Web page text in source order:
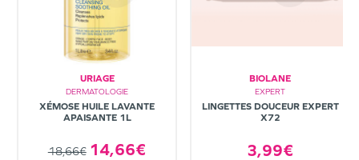
URIAGE
DERMATOLOGIE
XÉMOSE HUILE LAVANTE
APAISANTE 1L
18,66€ 14,66€
BIOLANE
EXPERT
LINGETTES DOUCEUR EXPERT
X72
3,99€